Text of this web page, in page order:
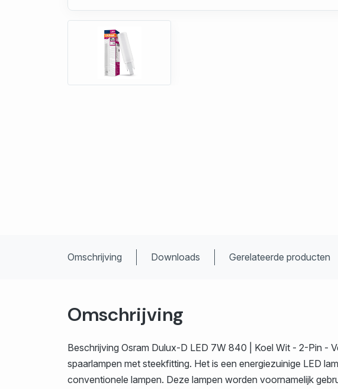
Omschrijving Downloads Gerelateerde producten
Omschrijving
Beschrijving Osram Dulux-D LED 7W 840 | Koel Wit - 2-Pin -
spaarlampen met steekfitting. Het is een energiezuinige LED
conventionele lampen. Deze lampen worden voornamelijk